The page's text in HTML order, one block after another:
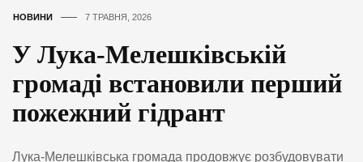
НОВИНИ 7 ТРАВНЯ, 2026
У Лука-Мелешківській
громаді встановили перший
пожежний гідрант
Лука-Мелешківська громада продовжує розбудовувати